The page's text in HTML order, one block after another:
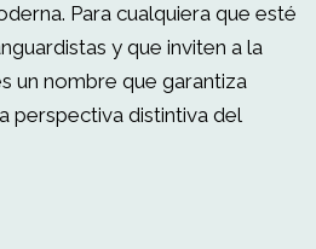
Para cualquiera que esté
y que inviten a la
un nombre que garantiza
perspectiva distintiva del